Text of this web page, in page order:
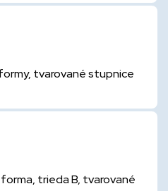
tvarované stupnice
forma, trieda B, tvarované